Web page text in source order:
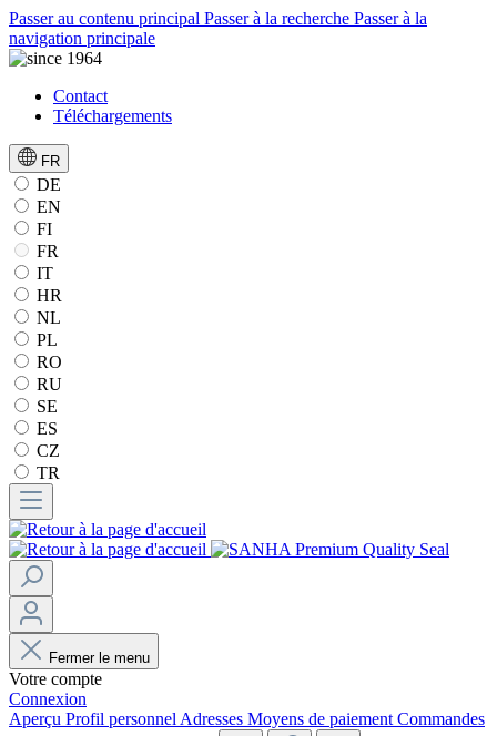
Passer au contenu principal Passer à la recherche Passer à la
navigation principale
Contact
Téléchargements
FR
DE
EN
FI
FR
IT
HR
NL
PL
RO
RU
SE
ES
CZ
TR
Fermer le menu
Votre compte
Connexion
Aperçu Profil personnel Adresses Moyens de paiement Commandes